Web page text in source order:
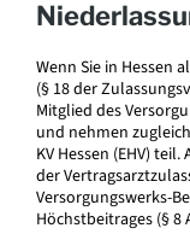
Wenn Sie in Hessen
(§ 18 der
Mitglied des
und nehmen
KV Hessen (EHV)
der
Versorgungswerks-
Höchstbeitrages (§ 8